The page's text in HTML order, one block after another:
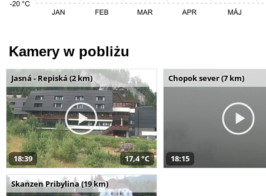
Kamery w pobliżu
Jasná - Repiská (2 km)
18:39 17,4 °C
Chopok sever (7 km)
18:15
Skanzen Pribylina (19 km)